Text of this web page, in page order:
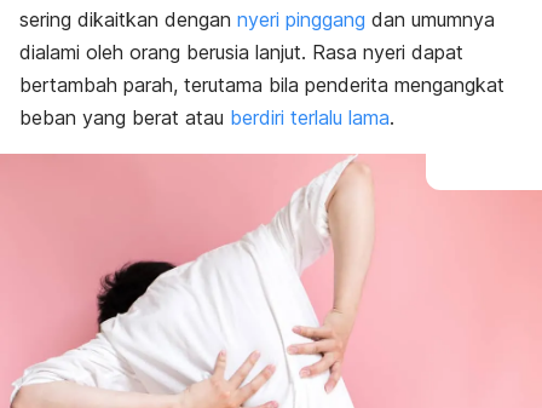
sering dikaitkan dengan nyeri pinggang dan umumnya
dialami oleh orang berusia lanjut. Rasa nyeri dapat
bertambah parah, terutama bila penderita mengangkat
beban yang berat atau berdiri terlalu lama.